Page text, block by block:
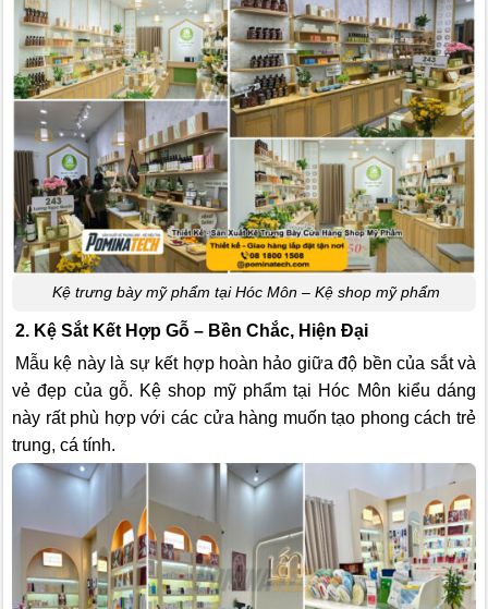
Kệ trưng bày mỹ phẩm tại Hóc Môn – Kệ shop mỹ phẩm
2. Kệ Sắt Kết Hợp Gỗ – Bền Chắc, Hiện Đại
Mẫu kệ này là sự kết hợp hoàn hảo giữa độ bền của sắt và
vẻ đẹp của gỗ. Kệ shop mỹ phẩm tại Hóc Môn kiểu dáng
này rất phù hợp với các cửa hàng muốn tạo phong cách trẻ
trung, cá tính.